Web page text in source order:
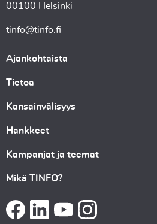
00100 Helsinki
tinfo@tinfo.fi
Ajankohtaista
Tietoa
Kansainvälisyys
Hankkeet
Kampanjat ja teemat
Mikä TINFO?